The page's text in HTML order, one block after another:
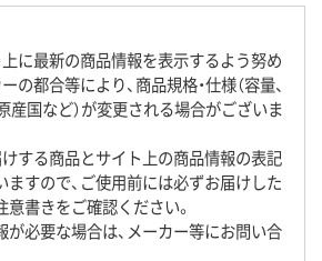
に最新の商品情報を表示するよう努め
の都合等により、商品規格・仕様（容量、
産国など）が変更される場合がございま
けする商品とサイト上の商品情報の表記
すので、ご使用前には必ずお届けした
書きをご確認ください。
が必要な場合は、メーカー等にお問い合